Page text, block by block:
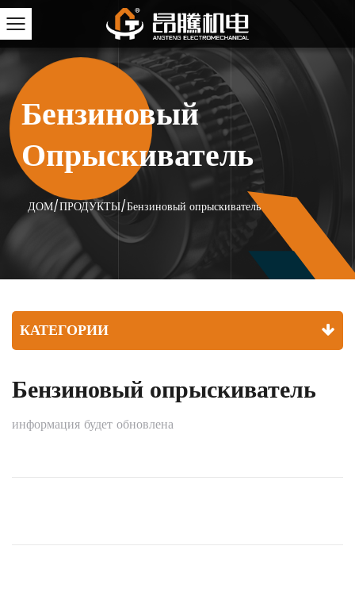
Бензиновый
Опрыскиватель
ДОМ/ПРОДУКТЫ/Бензиновый опрыскиватель
КАТЕГОРИИ
Бензиновый опрыскиватель
информация будет обновлена